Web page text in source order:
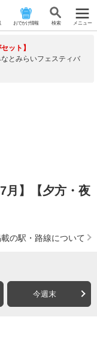
おでかけ情報 検 索 メニュー
ット】
とみらいフェスティバ
月】【夕方・夜
の駅・路線について
今週末